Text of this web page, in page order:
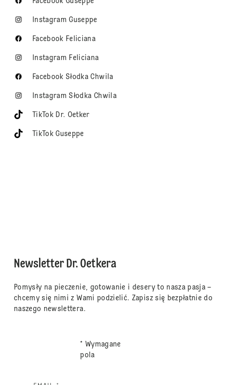
Instagram Guseppe
Facebook Feliciana
Instagram Feliciana
Facebook Słodka Chwila
Instagram Słodka Chwila
TikTok Dr. Oetker
TikTok Guseppe
Newsletter Dr. Oetkera
Pomysły na pieczenie, gotowanie i desery to nasza pasja –
chcemy się nimi z Wami podzielić. Zapisz się bezpłatnie do
naszego newslettera.
* Wymagane
pola